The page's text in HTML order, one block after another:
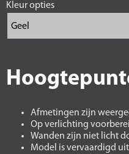
Kleur opties
Afmetingen zijn
Op verlichting
Wanden zijn niet licht
Model is vervaardigd